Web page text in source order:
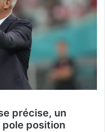
précise, un
position